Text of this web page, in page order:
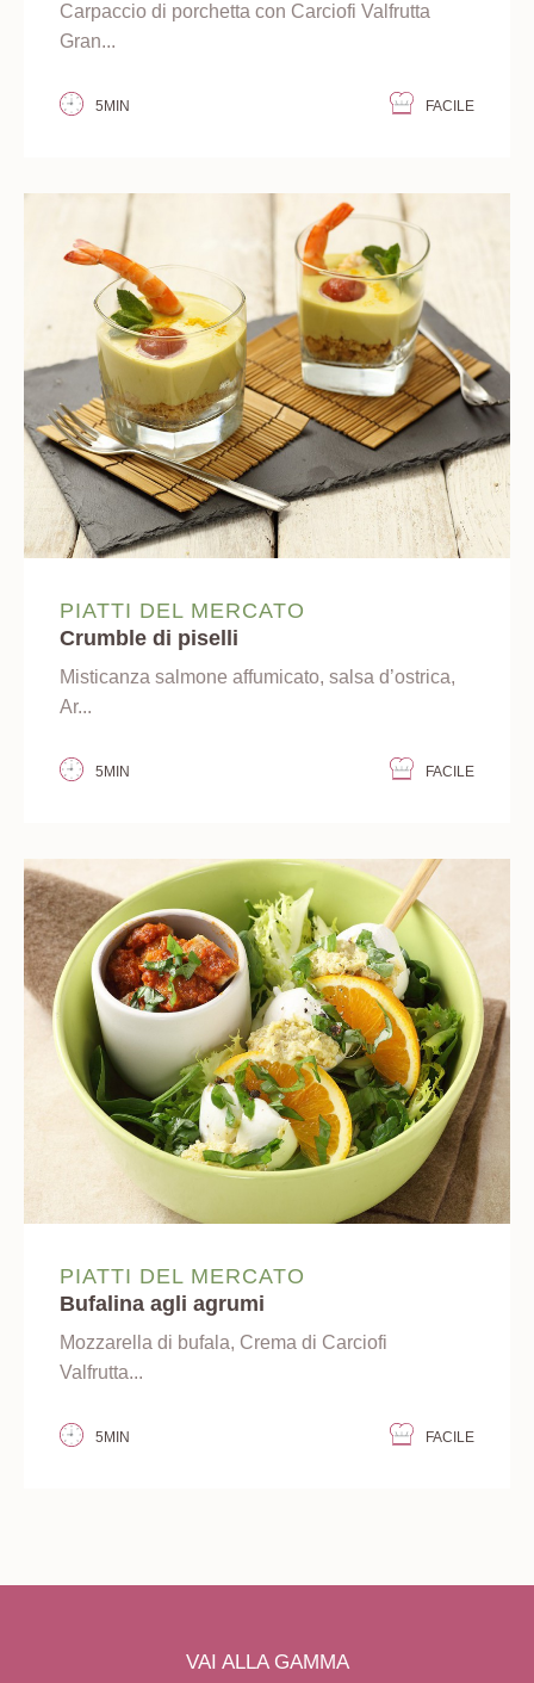
Carpaccio di porchetta con Carciofi Valfrutta
Gran...
5MIN FACILE
PIATTI DEL MERCATO
Crumble di piselli
Misticanza salmone affumicato, salsa d’ostrica,
Ar...
5MIN FACILE
PIATTI DEL MERCATO
Bufalina agli agrumi
Mozzarella di bufala, Crema di Carciofi
Valfrutta...
5MIN FACILE
VAI ALLA GAMMA